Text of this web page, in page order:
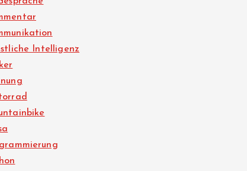
Intelligenz